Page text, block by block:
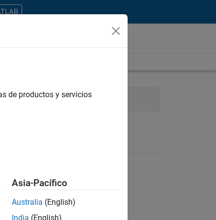
Release Engineering
todos los empleos en su zona.
de productos y servicios
Asia-Pacífico
Australia (English)
India (English)